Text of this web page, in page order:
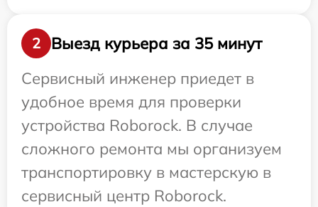
2
Выезд курьера за 35 минут
Сервисный инженер приедет в
удобное время для проверки
устройства Roborock. В случае
сложного ремонта мы организуем
транспортировку в мастерскую в
сервисный центр Roborock.